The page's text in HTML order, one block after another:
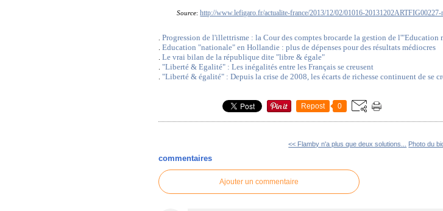
Source: http://www.lefigaro.fr/actualite-france/2013/12/02/01016-
Progression de l'illettrisme : la Cour des comptes brocarde la gestion de
.Education "nationale" en Hollandie : plus de dépenses pour des résultats médiocres
.Le vrai bilan de la république dite "libre & égale"
"Liberté & Egalité" : Les inégalités entre les Français se creusent
"Liberté & égalité" : Depuis la crise de 2008, les écarts de richesse continuent de se
Repost 0
<< Flamby n'a plus que deux solutions... Photo du
commentaires
Ajouter un commentaire